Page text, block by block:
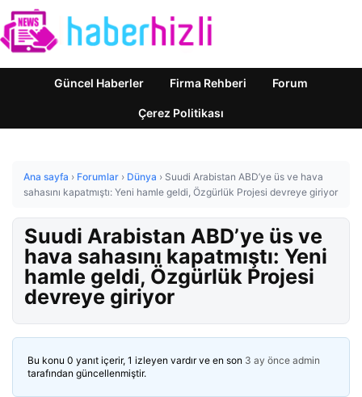
Güncel Haberler Firma Rehberi Forum
Çerez Politikası
Ana sayfa › Forumlar › Dünya › Suudi Arabistan ABD’ye üs ve hava
sahasını kapatmıştı: Yeni hamle geldi, Özgürlük Projesi devreye giriyor
Suudi Arabistan ABD’ye üs ve
hava sahasını kapatmıştı: Yeni
hamle geldi, Özgürlük Projesi
devreye giriyor
Bu konu 0 yanıt içerir, 1 izleyen vardır ve en son 3 ay önce admin
tarafından güncellenmiştir.